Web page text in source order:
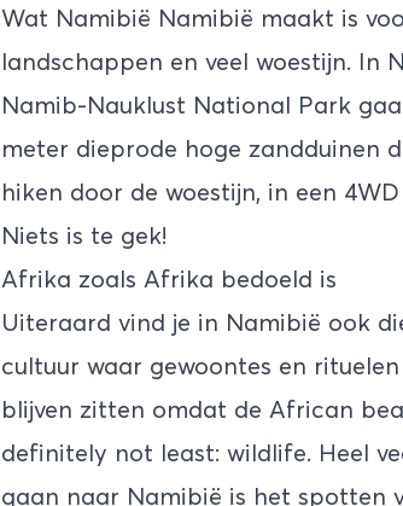
Wat Namibië Namibië maakt is
landschappen en veel woestijn. In
Namib-Nauklust National Park
meter dieprode hoge zandduinen
hiken door de woestijn, in een
Niets is te gek!
Afrika zoals Afrika bedoeld is
Uiteraard vind je in Namibië ook
cultuur waar gewoontes en
blijven zitten omdat de African
definitely not least: wildlife. Heel
gaan naar Namibië is het spotten